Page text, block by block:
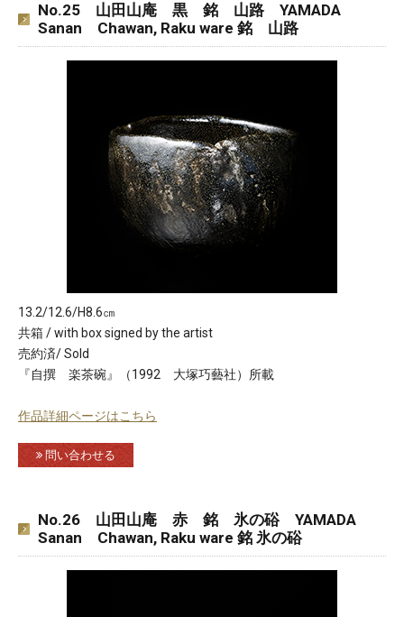
No.25 山田山庵 黒 銘 山路 YAMADA
Sanan Chawan, Raku ware 銘 山路
13.2/12.6/H8.6㎝
共箱 / with box signed by the artist
売約済/ Sold
『自撰 楽茶碗』（1992 大塚巧藝社）所載
作品詳細ページはこちら
問い合わせる
No.26 山田山庵 赤 銘 氷の硲 YAMADA
Sanan Chawan, Raku ware 銘 氷の硲